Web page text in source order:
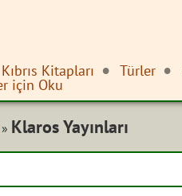
Kıbrıs Kitapları Türler
için Oku
» Klaros Yayınları